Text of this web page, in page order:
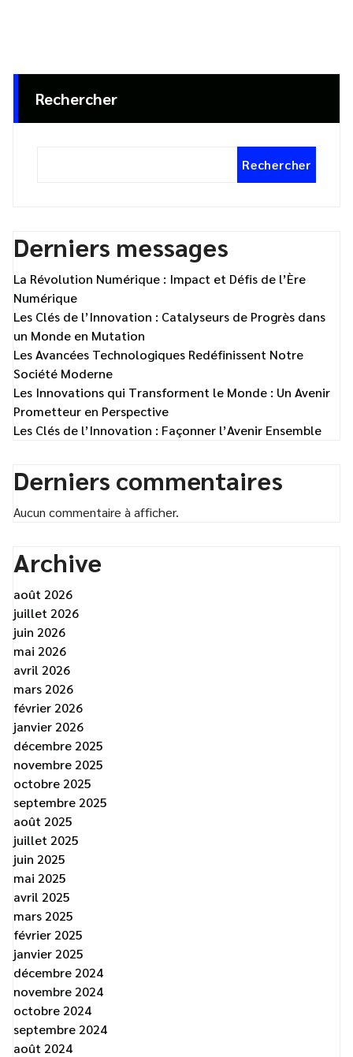
Rechercher
Rechercher
Derniers messages
La Révolution Numérique : Impact et Défis de l’Ère
Numérique
Les Clés de l’Innovation : Catalyseurs de Progrès dans
un Monde en Mutation
Les Avancées Technologiques Redéfinissent Notre
Société Moderne
Les Innovations qui Transforment le Monde : Un Avenir
Prometteur en Perspective
Les Clés de l’Innovation : Façonner l’Avenir Ensemble
Derniers commentaires
Aucun commentaire à afficher.
Archive
août 2026
juillet 2026
juin 2026
mai 2026
avril 2026
mars 2026
février 2026
janvier 2026
décembre 2025
novembre 2025
octobre 2025
septembre 2025
août 2025
juillet 2025
juin 2025
mai 2025
avril 2025
mars 2025
février 2025
janvier 2025
décembre 2024
novembre 2024
octobre 2024
septembre 2024
août 2024